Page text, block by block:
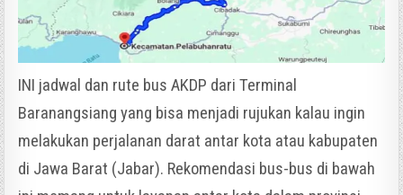
INI jadwal dan rute bus AKDP dari Terminal
Baranangsiang yang bisa menjadi rujukan kalau ingin
melakukan perjalanan darat antar kota atau kabupaten
di Jawa Barat (Jabar). Rekomendasi bus-bus di bawah